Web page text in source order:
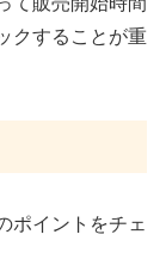
クすることが重
ポイントをチェ